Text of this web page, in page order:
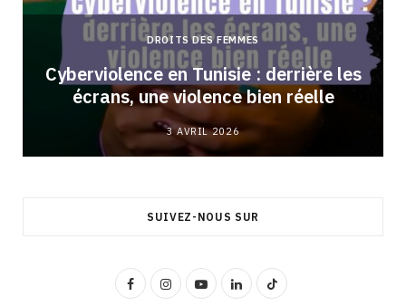
DROITS DES FEMMES
Cyberviolence en Tunisie : derrière les
écrans, une violence bien réelle
3 AVRIL 2026
SUIVEZ-NOUS SUR
F I Y L T